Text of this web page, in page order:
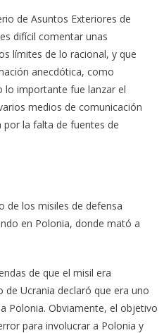
de Asuntos Exteriores de
difícil comentar unas
límites de lo racional, y que
anecdótica, como
lo importante fue lanzar el
medios de comunicación
la falta de fuentes de
de los misiles de defensa
en Polonia, donde mató a
de que el misil era
Ucrania declaró que era uno
Polonia. Obviamente, el objetivo
para involucrar a Polonia y